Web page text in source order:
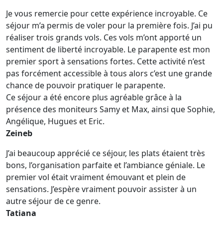
Je vous remercie pour cette expérience incroyable. Ce
séjour m’a permis de voler pour la première fois. J’ai pu
réaliser trois grands vols. Ces vols m’ont apporté un
sentiment de liberté incroyable. Le parapente est mon
premier sport à sensations fortes. Cette activité n’est
pas forcément accessible à tous alors c’est une grande
chance de pouvoir pratiquer le parapente.
Ce séjour a été encore plus agréable grâce à la
présence des moniteurs Samy et Max, ainsi que Sophie,
Angélique, Hugues et Eric.
Zeineb
J’ai beaucoup apprécié ce séjour, les plats étaient très
bons, l’organisation parfaite et l’ambiance géniale. Le
premier vol était vraiment émouvant et plein de
sensations. J’espère vraiment pouvoir assister à un
autre séjour de ce genre.
Tatiana